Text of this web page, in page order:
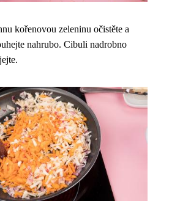
kořenovou zeleninu očistěte a
nahrubo. Cibuli nadrobno